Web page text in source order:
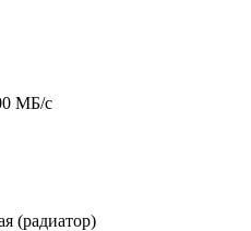
МБ/с
(радиатор)